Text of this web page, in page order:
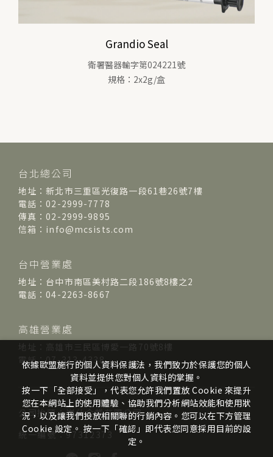
Grandio Seal
衛署醫器輸字第024221號
規格：2x2g/盒
台北總公司
地址：新北市三重區光復路一段61巷26號7樓
電話：02-2999-7778
傳真：02-2999-9895
信箱：info@mcsists.com
台中營業處
地址：台中市南區美村路二段186號8樓之2
電話：04-2263-8667
高雄營業處
電話：07-313-4338
公司抬頭：崴仕企業有限公司
統一編號：97312373
依據歐盟施行的個人資料保護法，我們致力於保護您的個人
資料並提供您對個人資料的掌握。
按一下「全部接受」，代表您允許我們置放 Cookie 來提升
您在本網站上的使用體驗、協助我們分析網站效能和使用狀
況，以及讓我們投放相關聯的行銷內容。您可以在下方管理
Cookie 設定。 按一下「確認」即代表您同意採用目前的設
定。